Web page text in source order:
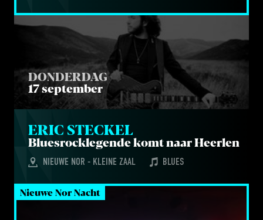
DONDERDAG
17 september
ERIC STEC­KEL
Blues­rock­le­gen­de komt naar Heerlen
NIEUWE NOR - KLEINE ZAAL BLUES
Nieuwe Nor Nacht